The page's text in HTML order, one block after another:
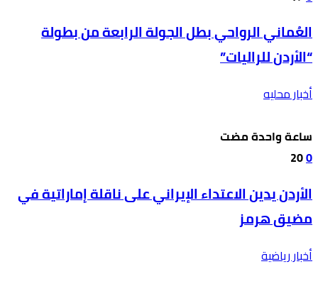
العُماني الرواحي بطل الجولة الرابعة من بطولة
“الأردن للراليات”
أخبار محليه
‫‫‫‏‫ساعة واحدة مضت‬
0
20
الأردن يدين الاعتداء الإيراني على ناقلة إماراتية في
مضيق هرمز
أخبار رياضية